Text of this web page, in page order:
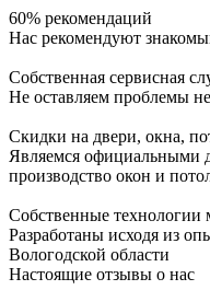
60% рекомендаций
Нас рекомендуют
Собственная сервисная
Не оставляем проблемы
Скидки на двери, окна,
Являемся официальными
производство окон и
Собственные технологии
Разработаны исходя из
Вологодской области
Настоящие отзывы о нас